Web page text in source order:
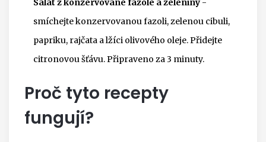
Salát z konzervované fazole a zeleniny -
smíchejte konzervovanou fazoli, zelenou cibuli,
papriku, rajčata a lžíci olivového oleje. Přidejte
citronovou šťávu. Připraveno za 3 minuty.
Proč tyto recepty
fungují?